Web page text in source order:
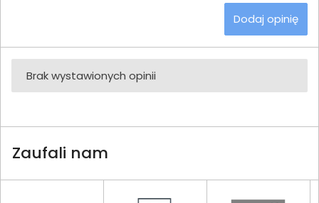
Dodaj opinię
Brak wystawionych opinii
Zaufali nam